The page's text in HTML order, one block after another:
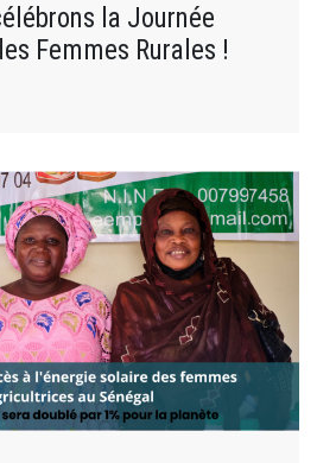
la Journée
Femmes Rurales !